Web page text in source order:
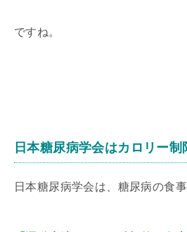
ですね。
日本糖尿病学会はカロリー制
日本糖尿病学会は、糖尿病の食